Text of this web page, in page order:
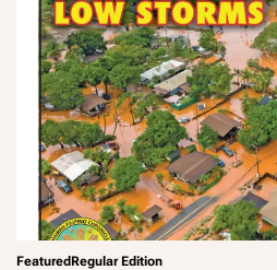
FeaturedRegular Edition